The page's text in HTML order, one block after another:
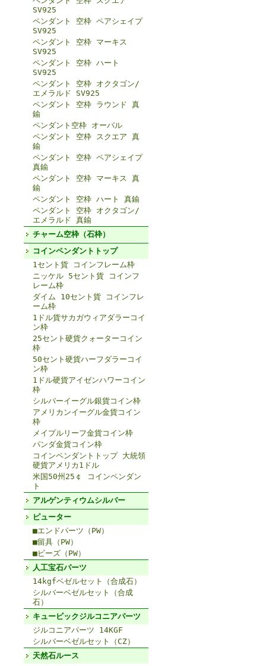
SV925
ペンダント 空枠 ペアシェイプ
SV925
ペンダント 空枠 マーキス
SV925
ペンダント 空枠 ハート
SV925
ペンダント 空枠 オクタゴン/
エメラルド SV925
ペンダント 空枠 ラウンド 真
鍮
ペンダント空枠 オーバル
ペンダント 空枠 スクエア 真
鍮
ペンダント 空枠 ペアシェイプ
真鍮
ペンダント 空枠 マーキス 真
鍮
ペンダント 空枠 ハート 真鍮
ペンダント 空枠 オクタゴン/
エメラルド 真鍮
チャーム空枠（石枠）
コインペンダントトップ
1セント貨 コインフレーム枠
ニッケル 5セント貨 コインフ
レーム枠
ダイム 10セント貨 コインフレ
ーム枠
1ドル貨サカガウィアダラーコイ
ン枠
25セント硬貨クォーターコイン
枠
50セント硬貨ハーフダラーコイ
ン枠
1ドル硬貨アイゼンハワーコイン
枠
シルバーイーグル銀貨コイン枠
アメリカンイーグル金貨コイン
枠
メイプルリーフ金貨コイン枠
パンダ金貨コイン枠
コインペンダントトップ 大統領
硬貨アメリカ1ドル
米国50州25￠ コインペンダン
ト
アルゲンティウムシルバー
ピューター
■エンドパーツ（PW）
■留具（PW）
■ビーズ（PW）
人工宝石パーツ
14kgfベゼルセット（合成石）
シルバーベゼルセット（合成
石）
キュービックジルコニアパーツ
ジルコニアパーツ 14KGF
シルバーベゼルセット（CZ）
天然石ルース